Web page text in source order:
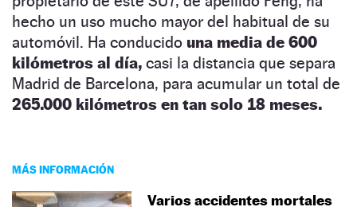
hecho un uso mucho mayor del habitual de su
automóvil. Ha conducido una media de 600
kilómetros al día, casi la distancia que separa
Madrid de Barcelona, para acumular un total de
265.000 kilómetros en tan solo 18 meses.
MÁS INFORMACIÓN
Varios accidentes mortales